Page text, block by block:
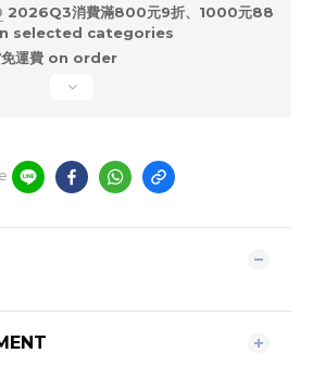
2026Q3消費滿800元9折、1000元88
selected categories
免運費 on order